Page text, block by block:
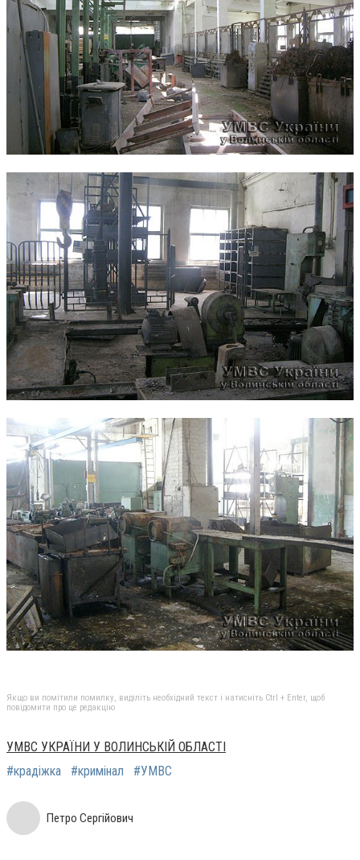
Якщо ви помітили помилку, виділіть необхідний текст і натисніть Ctrl + Enter, щоб
повідомити про це редакцію
УМВС УКРАЇНИ У ВОЛИНСЬКІЙ ОБЛАСТІ
#крадіжка
#кримінал #УМВС
Петро Сергійович